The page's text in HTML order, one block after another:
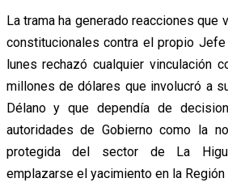
La trama ha generado reacciones que
constitucionales contra el propio
lunes rechazó cualquier vinculación
millones de dólares que involucró a
Délano y que dependía de
autoridades de Gobierno como la
protegida del sector de La
emplazarse el yacimiento en la Región